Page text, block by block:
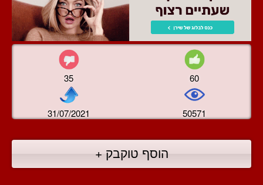
35 60
31/07/2021 50571
הוסף טוקבק +